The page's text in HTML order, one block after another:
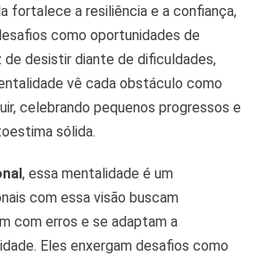
fortalece a resiliência e a confiança,
como oportunidades de
de desistir diante de dificuldades,
vê cada obstáculo como
celebrando pequenos progressos e
sólida.
, essa mentalidade é um
com essa visão buscam
com erros e se adaptam a
Eles enxergam desafios como